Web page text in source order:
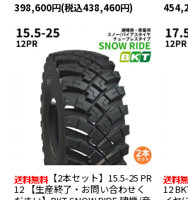
398,600円(税込438,460円)
【2本セット】15.5-25 PR
12 【生産終了・お問い合わせく
12